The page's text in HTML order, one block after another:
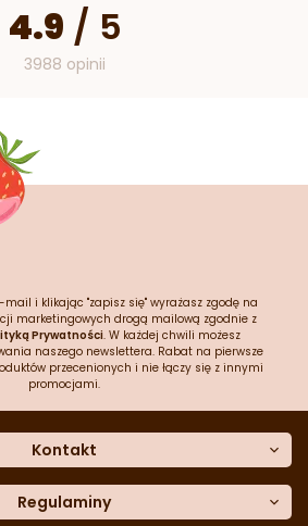
4.9 / 5
3988 opinii
i klikając "zapisz się" wyrażasz zgodę na
marketingowych drogą mailową zgodnie z
Prywatności. W każdej chwili możesz
naszego newslettera. Rabat na pierwsze
przecenionych i nie łączy się z innymi
promocjami.
Kontakt
Dane kontaktowe
Regulaminy